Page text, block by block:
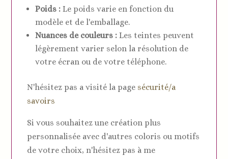
Poids : Le poids varie en fonction du
modèle et de l'emballage.
Nuances de couleurs : Les teintes peuvent
légèrement varier selon la résolution de
votre écran ou de votre téléphone.
N'hésitez pas a visité la page sécurité/a
savoirs
Si vous souhaitez une création plus
personnalisée avec d'autres coloris ou motifs
de votre choix, n'hésitez pas à me